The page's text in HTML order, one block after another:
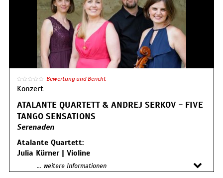
Bewertung und Bericht
Konzert
ATALANTE QUARTETT & ANDREJ SERKOV - FIVE
TANGO SENSATIONS
Serenaden
Atalante Quartett:
Julia Kürner | Violine
Elisabeth Eber | Violine
Thomas Koslowsky | Viola
... weitere Informationen